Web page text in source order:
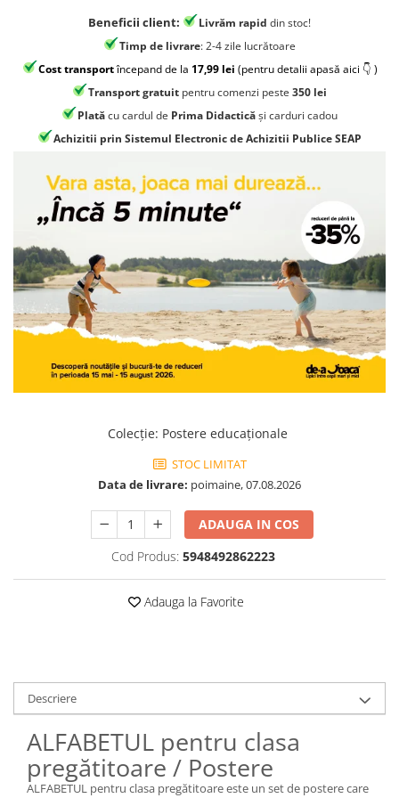
Jocuri invatat limba engleza
Jocuri Origami
Jocuri si jucarii educative
Jocuri STEAM
Jucarii interactive
Jucarii muzicale
Jucării ȋndemânare
Masinute si trenulete
Roboti de jucarie
Beneficii client: Livrăm rapid din stoc!
Timp de livrare: 2-4 zile lucrătoare
Cost transportîncepand de la 17,99 lei (pentru detalii apasă aici 👇 )
Transport gratuit pentru comenzi peste 350 lei
Platăcu cardul de Prima Didacticăși carduri cadou
Achizitii prin Sistemul Electronic de Achizitii Publice SEAP
Colecţie: Postere educaționale
STOC LIMITAT
Data de livrare: poimaine, 07.08.2026
ADAUGA IN COS
Cod Produs: 5948492862223
Adauga la Favorite
Descriere
ALFABETUL pentru clasa
pregătitoare / Postere
ALFABETUL pentru clasa pregătitoare este un set de postere care